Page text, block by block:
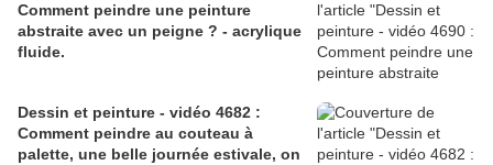
Comment peindre une peinture
abstraite avec un peigne ? - acrylique
fluide.
Dessin et peinture - vidéo 4682 :
Comment peindre au couteau à
palette, une belle journée estivale, on